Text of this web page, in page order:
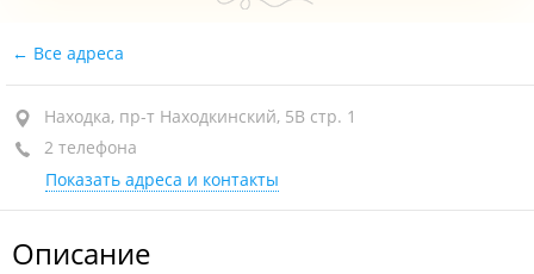
Все адреса
Находка, пр-т Находкинский, 5В стр. 1
2 телефона
Показать адреса и контакты
Описание